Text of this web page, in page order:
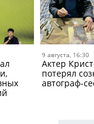
9 августа, 16:30
Актер
потерял
автограф-